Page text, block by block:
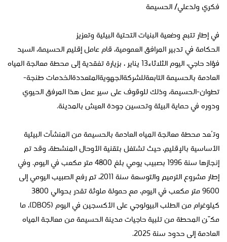
فكري ولدعلي/ الحسيمة
في إطار تتبع وضعية البنيات التحتية البيئية وتعزيز
الحكامة في تدبير المرافق العمومية، قام عامل إقليم الحسيمة، السيد
فؤاد حاجي، اليوم الثلاثاء13 يناير ، بزيارة تفقدية إلى محطة معالجة المياه
العادمة بالحسيمة التابعةللشركةالجهويةالمتعددةالخدمات طنجة-
تطوان-الحسيمة، وذلك للوقوف على سير عمل هذا المرفق الحيوي
ودوره في حماية البيئة وتحسين جودة العيش بالمدينة.
وتُعد محطة معالجة المياه العادمة بالحسيمة من المنشآت البيئية
الأساسية بالإقليم، حيث تشتغل بتقنية الأوحال المنشطة، وقد تم
إنجازها سنة 1996 بصبيب يومي بلغ 4800 متر مكعب في اليوم. وفي
إطار مشروع الترميم والتوسعة سنة 2011، تم رفع الصبيب اليومي إلى
9600 متر مكعب في اليوم، مع حمولة ملوثة تقدر بحوالي 3800
كيلوغرام من الطلب البيولوجي على الأكسجين في اليوم (DBO5)، ما
مكّن المحطة من تلبية حاجيات مدينة الحسيمة من معالجة المياه
العادمة إلى حدود سنة 2025.